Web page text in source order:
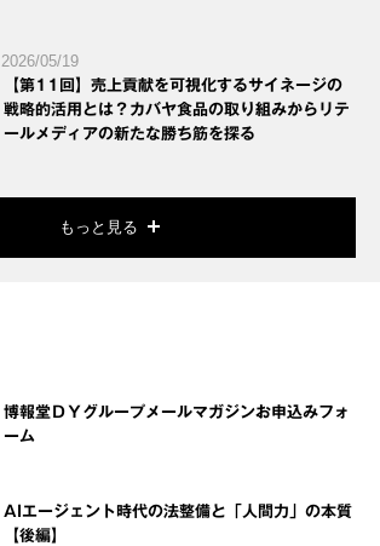
2026/05/19
【第11回】売上貢献を可視化するサイネージの
戦略的活用とは？カバヤ食品の取り組みからリテ
ールメディアの新たな勝ち筋を探る
もっと見る
博報堂ＤＹグループメールマガジンお申込みフォ
ーム
AIエージェント時代の法整備と「人間力」の本質
【後編】